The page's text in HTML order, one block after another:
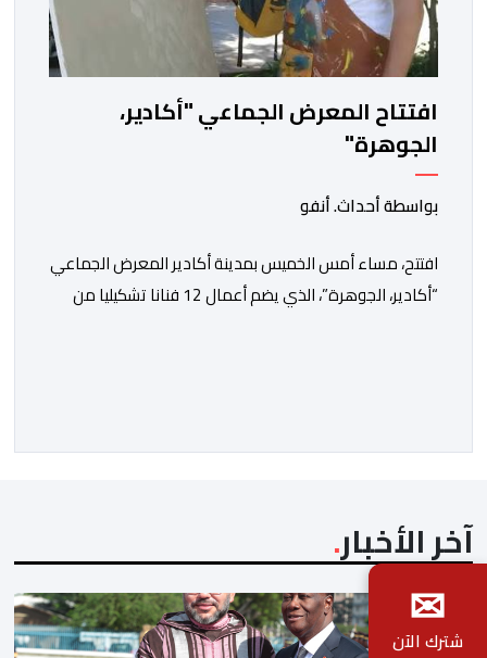
افتتاح المعرض الجماعي "أكادير،
الجوهرة"
بواسطة أحداث. أنفو
افتتح، مساء أمس الخميس بمدينة أكادير المعرض الجماعي
“أكادير، الجوهرة”، الذي يضم أعمال 12 فنانا تشكيليا من
الجوهرة”، الذي تنظمه مؤسسة […]
آخر الأخبار
✉
شترك الآن